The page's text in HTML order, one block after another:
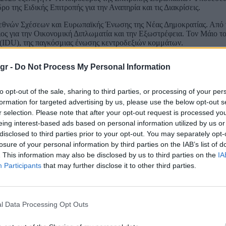
- Do Not Process My Personal Information
opt-out of the sale, sharing to third parties, or processing of your
for targeted advertising by us, please use the below opt-out
selection. Please note that after your opt-out request is processed
interest-based ads based on personal information utilized by us
to third parties prior to your opt-out. You may separately
of your personal information by third parties on the IAB’s list of
This information may also be disclosed by us to third parties on the
Participants that may further disclose it to other third parties.
Data Processing Opt Outs
Ειδικής Επιτροπής για την Αναπηρία και τις Διακρίσεις.
Σχέσεων και Ευρωπαϊκής Ένωσης της Νέας Δημοκρατίας. Από
για την Οικονομική Διπλωματία και την Εξωστρέφεια. Τον Μάιο
της παγκόσμιας ένωσης κεντροδεξιών κομμάτων.
Πειραιά, όπου επανεξελέγη στις εκλογές της 21ης Μαΐου 2023
ορίστηκε Μέλος της Κοινοβουλευτικής Συνέλευσης του
Υποθέσεων και Ανθρωπίνων Δικαιωμάτων.
Μητσοτάκη, ανέλαβε το ρόλο του εκπροσώπου της Νέας
ανέλαβε και τα καθήκοντα κοινοβουλευτικού εκπροσώπου της
της πανεπιστημιακής αστυνομίας.
για το πολύνεκρο δυστύχημα των Τεμπών.
Γιώργος Κώτσηρας
του Πρωθυπουργού Κυριάκου Μητσοτάκη, ορίστηκε